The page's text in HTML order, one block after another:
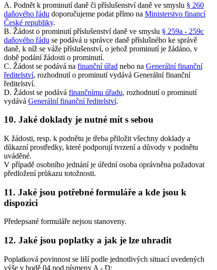
A. Podnět k prominutí daně či příslušenství daně ve smyslu § 260
daňového řádu doporučujeme podat přímo na Ministerstvo financí
České republiky.
B. Žádost o prominutí příslušenství daně ve smyslu § 259a - 259c
daňového řádu se podává u správce daně příslušného ke správě
daně, k níž se váže příslušenství, o jehož prominutí je žádáno, v
době podání žádosti o prominutí.
C. Žádost se podává na finanční úřad nebo na Generální finanční
ředitelství, rozhodnutí o prominutí vydává Generální finanční
ředitelství.
D. Žádost se podává finančnímu úřadu, rozhodnutí o prominutí
vydává Generální finanční ředitelství.
10. Jaké doklady je nutné mít s sebou
K žádosti, resp. k podnětu je třeba přiložit všechny doklady a
důkazní prostředky, které podporují tvrzení a důvody v podnětu
uváděné.
V případě osobního jednání je úřední osoba oprávněna požadovat
předložení průkazu totožnosti.
11. Jaké jsou potřebné formuláře a kde jsou k
dispozici
Předepsané formuláře nejsou stanoveny.
12. Jaké jsou poplatky a jak je lze uhradit
Poplatková povinnost se liší podle jednotlivých situací uvedených
výše v bodě 04 pod písmeny A - D: